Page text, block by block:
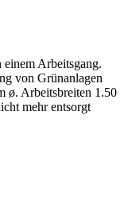
Arbeitsgang.
von Grünanlagen
ø. Arbeitsbreiten 1.50
mehr entsorgt